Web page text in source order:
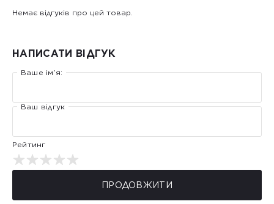
Немає відгуків про цей товар.
НАПИСАТИ ВІДГУК
Ваше ім’я:
Ваш відгук
Рейтинг
ПРОДОВЖИТИ